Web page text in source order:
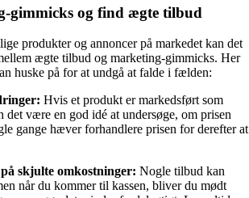
gimmicks og find ægte tilbud
produkter og annoncer på markedet kan det
ægte tilbud og marketing-gimmicks. Her
huske på for at undgå at falde i fælden:
Hvis et produkt er markedsført som
være en god idé at undersøge, om prisen
gange hæver forhandlere prisen for derefter at
skjulte omkostninger: Nogle tilbud kan
når du kommer til kassen, bliver du mødt